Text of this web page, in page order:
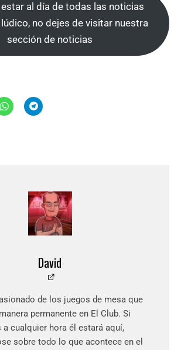
al día de todas las noticias
no dejes de visitar nuestra
sección de noticias
David
de los juegos de mesa que
permanente en El Club. Si
a cualquier hora él estará aquí,
sobre todo lo que acontece en el